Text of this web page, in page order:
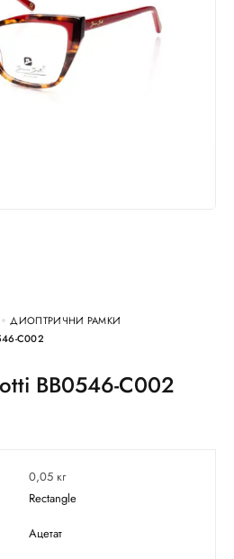
ДИОПТРИЧНИ РАМКИ
C002
BB0546-C002
0,05 кг
Rectangle
Ацетат